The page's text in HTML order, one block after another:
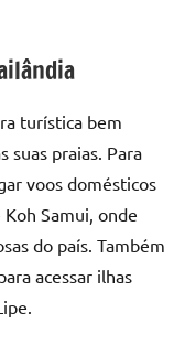
turística bem
suas praias. Para
voos domésticos
Samui, onde
do país. Também
acessar ilhas